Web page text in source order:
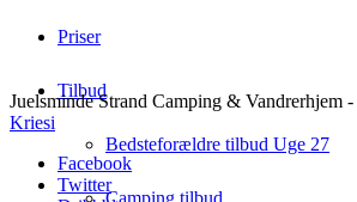
Priser
Tilbud
Bedsteforældre tilbud Uge 27
Camping tilbud
Juelsminde Strand Camping & Vandrerhjem -
Kriesi
Facebook
Twitter